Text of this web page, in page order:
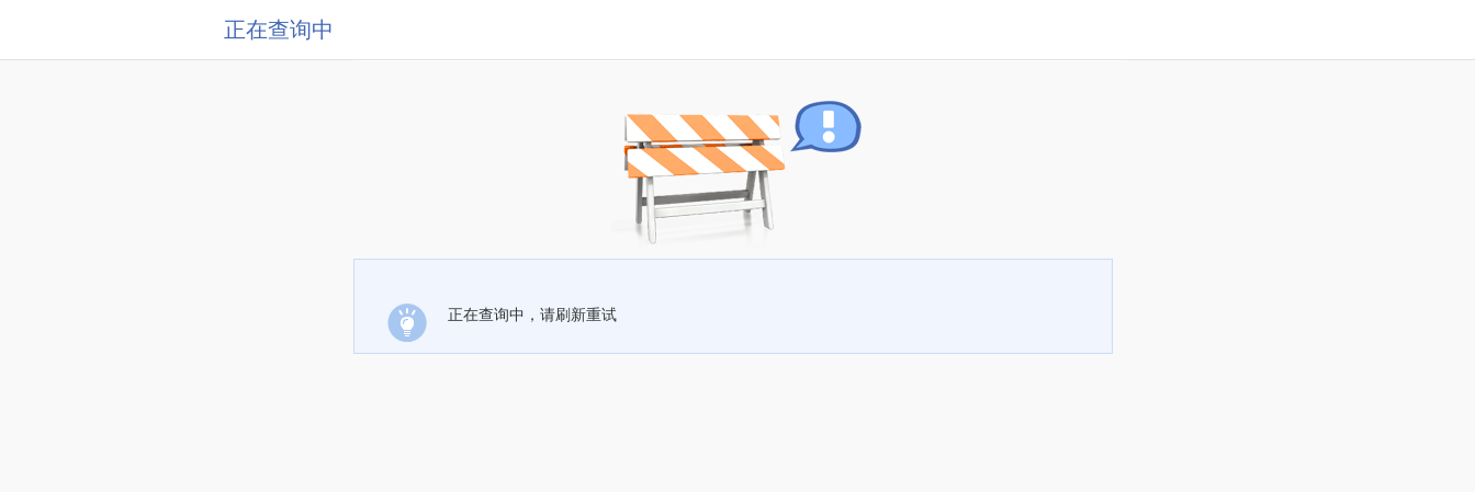
正在查询中
正在查询中，请刷新重试